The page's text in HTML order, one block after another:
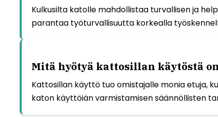
Kulkusilta katolle mahdollistaa turvallisen ja
parantaa työturvallisuutta korkealla
Mitä hyötyä kattosillan käytöstä
Kattosillan käyttö tuo omistajalle monia etuja,
katon käyttöiän varmistamisen säännöllisten